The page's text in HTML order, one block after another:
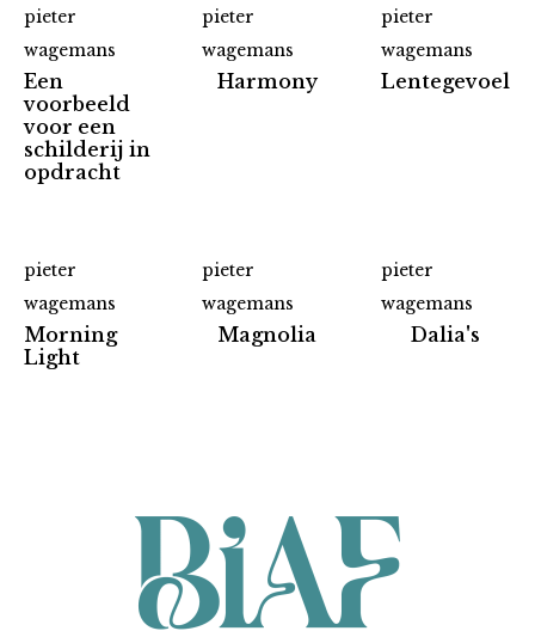
pieter
wagemans
Een
voorbeeld
voor een
schilderij in
opdracht
pieter
wagemans
Harmony
pieter
wagemans
Lentegevoel
pieter
wagemans
Morning
Light
pieter
wagemans
Magnolia
pieter
wagemans
Dalia's
Partners